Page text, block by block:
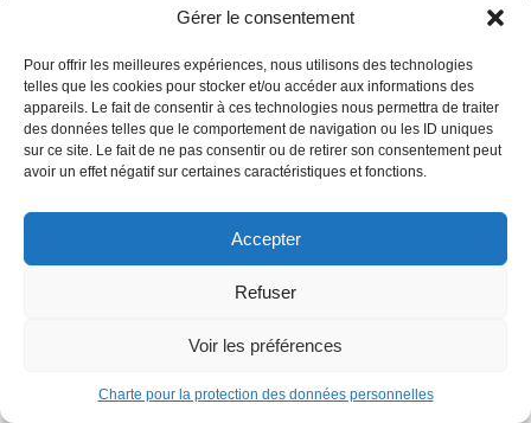
Gérer le consentement
Pour offrir les meilleures expériences, nous utilisons des technologies
telles que les cookies pour stocker et/ou accéder aux informations des
appareils. Le fait de consentir à ces technologies nous permettra de traiter
des données telles que le comportement de navigation ou les ID uniques
sur ce site. Le fait de ne pas consentir ou de retirer son consentement peut
avoir un effet négatif sur certaines caractéristiques et fonctions.
Accepter
Refuser
Voir les préférences
Charte pour la protection des données personnelles
© ALL RIGHTS RESERVED. URBAN COMICS POUR LES
ÉDITIONS FRANÇAISES.